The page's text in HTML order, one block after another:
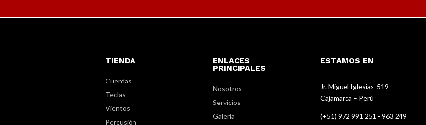
TIENDA
Cuerdas
Teclas
Vientos
Percusión
ENLACES
PRINCIPALES
Nosotros
Servicios
Galería
ESTAMOS EN
Jr. Miguel Iglesias 519
Cajamarca – Perú
(+51) 972 991 251 - 963 249